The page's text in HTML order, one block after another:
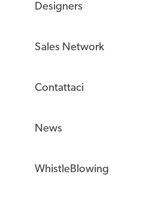
Designers
Sales Network
Contattaci
News
WhistleBlowing